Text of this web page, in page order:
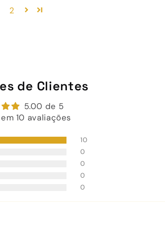
2
de Clientes
5.00 de 5
10 avaliações
10
0
0
0
0